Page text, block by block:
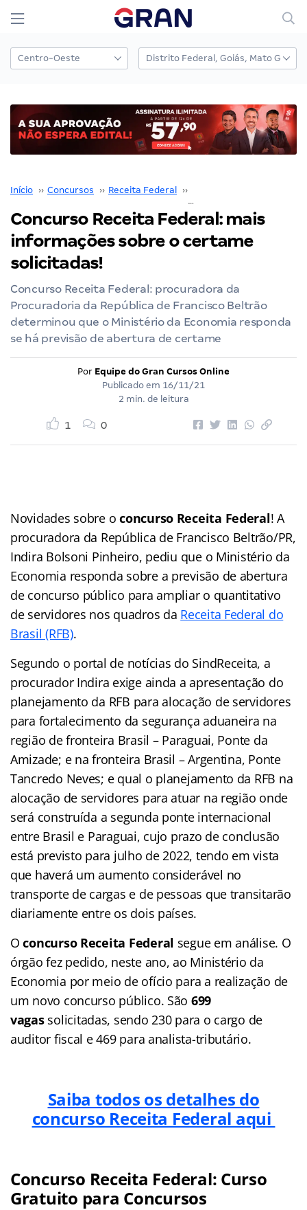
Início ›› Concursos ›› Receita Federal ››
Concurso Receita Federal: mais
informações sobre o certame
solicitadas!
Concurso Receita Federal: procuradora da
Procuradoria da República de Francisco Beltrão
determinou que o Ministério da Economia responda
se há previsão de abertura de certame
Por Equipe do Gran Cursos Online
Publicado em 16/11/21
2 min. de leitura
1 0
Novidades sobre oconcurso Receita Federal! A
procuradora da República de Francisco Beltrão/PR,
Indira Bolsoni Pinheiro, pediu que o Ministério da
Economia responda sobre a previsão de abertura
de concurso público para ampliar o quantitativo
de servidores nos quadros da Receita Federal do
Brasil (RFB).
Segundo o portal de notícias do SindReceita, a
procurador Indira exige ainda a apresentação do
planejamento da RFB para alocação de servidores
para fortalecimento da segurança aduaneira na
região de fronteira Brasil – Paraguai, Ponte da
Amizade; e na fronteira Brasil – Argentina, Ponte
Tancredo Neves; e qual o planejamento da RFB na
alocação de servidores para atuar na região onde
será construída a segunda ponte internacional
entre Brasil e Paraguai, cujo prazo de conclusão
está previsto para julho de 2022, tendo em vista
que haverá um aumento considerável no
transporte de cargas e de pessoas que transitarão
diariamente entre os dois países.
Oconcurso Receita Federal segue em análise. O
órgão fez pedido, neste ano, ao Ministério da
Economia por meio de ofício para a realização de
um novo concurso público. São 699
vagas solicitadas, sendo 230 para o cargo de
auditor fiscal e 469 para analista-tributário.
Saiba todos os detalhes do
concurso Receita Federal aqui
Concurso Receita Federal: Curso
Gratuito para Concursos